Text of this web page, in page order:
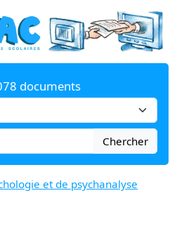
documents
Chercher
et de psychanalyse